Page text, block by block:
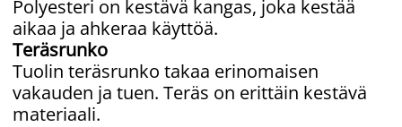
Polyesteri on kestävä kangas, joka kestää
aikaa ja ahkeraa käyttöä.
Teräsrunko
Tuolin teräsrunko takaa erinomaisen
vakauden ja tuen. Teräs on erittäin kestävä
materiaali.